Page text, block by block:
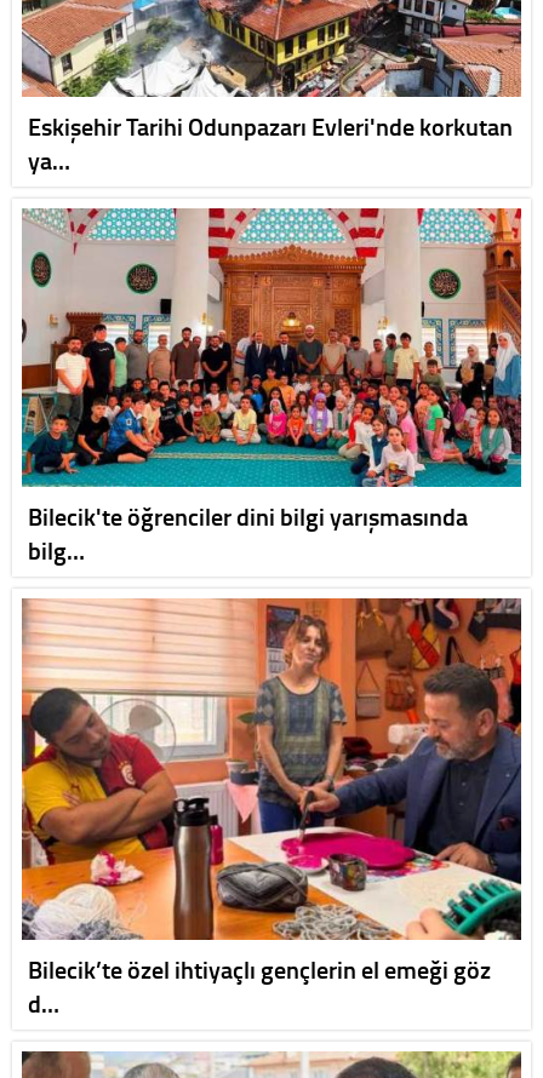
Eskişehir Tarihi Odunpazarı Evleri'nde korkutan
ya…
Bilecik'te öğrenciler dini bilgi yarışmasında
bilg…
Bilecik’te özel ihtiyaçlı gençlerin el emeği göz
d…